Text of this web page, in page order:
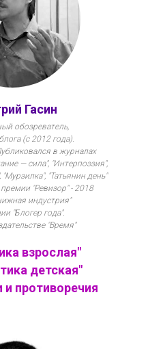
Гасин
обозреватель,
(с 2012 года).
в журналах
— сила", "Интерпоэзия",
"Мурзилка", "Татьянин день"
"Ревизор" - 2018
индустрия"
"Блогер года".
"Время"
взрослая"
детская"
и противоречия